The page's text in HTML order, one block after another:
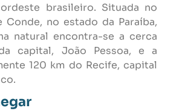
brasileiro. Situada no
Conde, no estado da Paraíba,
natural encontra-se a cerca
capital, João Pessoa, e a
120 km do Recife, capital